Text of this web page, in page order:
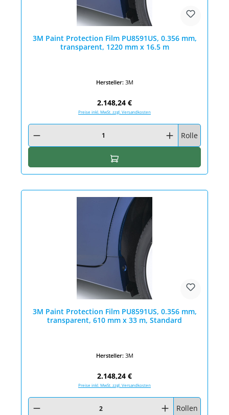
3M Paint Protection Film PU8591US, 0.356 mm,
transparent, 1220 mm x 16.5 m
Hersteller: 3M
Regulärer Preis:
2.148,24 €
Preise inkl. MwSt. zzgl. Versandkosten
Produkt Anzahl: Gib den gewünschten Wert ein oder benutze die
Rolle
In den Warenkorb
3M Paint Protection Film PU8591US, 0.356 mm,
transparent, 610 mm x 33 m, Standard
Hersteller: 3M
Regulärer Preis:
2.148,24 €
Preise inkl. MwSt. zzgl. Versandkosten
Produkt Anzahl: Gib den gewünschten Wert ein oder benutze die
Rollen